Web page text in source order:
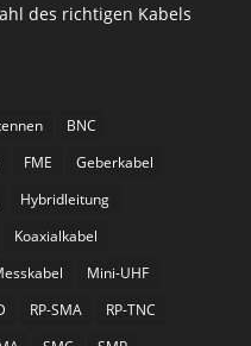
des richtigen Kabels
BNC
FME
Geberkabel
Hybridleitung
Koaxialkabel
Mini-UHF
RP-SMA
RP-TNC